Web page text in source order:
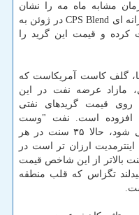
مشابه ماه مه را نشان
میدهد. برنامه صادرات گرید نفتی مدیترانه ای CPS Blend در ژوئن به
گذشته افت کرده و قیمت این گرید را
گلف کاست آمریکاست که
مازاد عرضه نفت در این
قیمت گریدهای نفتی
افزوده است. نفت "وست
تگزاس سور" که در خشکی تولید می شود، حالا ۳۵ سنت در هر
ارزان تر است در
تا ۱۱ ماه مه سه دلار و ۵۰ سنت بالاتر از این شاخص قیمت
تگزاس که قلب منطقه